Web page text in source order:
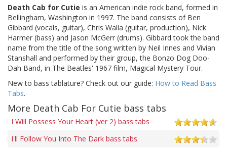
Death Cab for Cutie is an American indie rock band, formed in
Bellingham, Washington in 1997. The band consists of Ben
Gibbard (vocals, guitar), Chris Walla (guitar, production), Nick
Harmer (bass) and Jason McGerr (drums). Gibbard took the band
name from the title of the song written by Neil Innes and Vivian
Stanshall and performed by their group, the Bonzo Dog Doo-
Dah Band, in The Beatles' 1967 film, Magical Mystery Tour.
New to bass tablature? Check out our guide: How to Read Bass
Tabs.
More Death Cab For Cutie bass tabs
I Will Possess Your Heart (ver 2) bass tabs
I'll Follow You Into The Dark bass tabs